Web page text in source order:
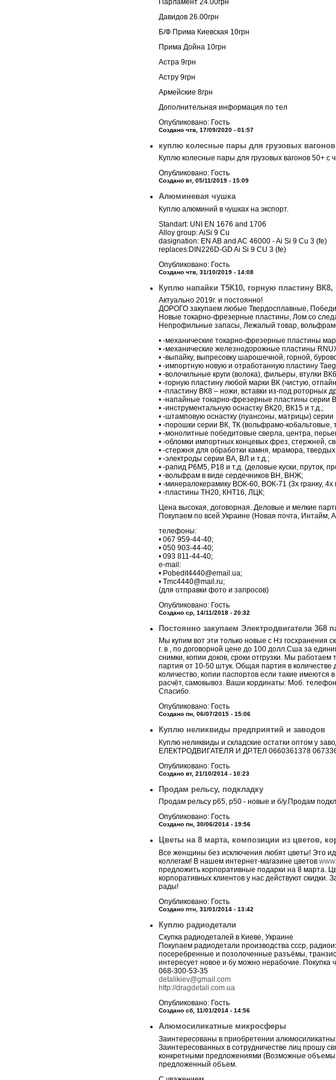
Парламент 24.00грн
Давидов 26.00грн
Б/Ф Прима Киевская 10грн
Прима Дойна 10грн
Астра 9грн
Астру 9грн
Армейские 8грн
Дополнительная информация по тел
Опубликовано: Гость
Создано чтв, 17/09/2020 - 01:57
куплю колесные пары для грузовых вагонов
Куплю колесные пары для грузовых вагонов 50+ с
Опубликовано: Гость
Создано вт, 05/11/2019 - 15:09
Алюминевая чушка
Куплю алюминий в чушках на экспорт.
Standart: UNI EN 1676 and 1706
Alloy group: AiSi 9 Cu
dasignation: EN AB and AC 46000 - Ai Si 9 Cu 3 (fe)
replaces:DIN226D-GD Ai Si 9 CU 3 (fe)
Опубликовано: Гость
Создано чтв, 31/10/2019 - 14:08
Куплю напайки Т5К10, горную пластину
Актуально 2019г. и постоянно!
ДОРОГО закупаем любые Твердосплавные,
Новые токарно-фрезерные пластины, Лом со
Непрофильные запасы, Лежалый товар,
• -механические токарно-фрезерные пластины
• -механические железнодорожные пластины
• -выпайку, выпресовку шарошечной, горной,
• -импортную новую и отработанную пластину
• -волочильные круги (волока), фильеры, втулки
• -горную пластину любой марки ВК (чистую,
• -пластину ВК8 – ножи, вставки из-под роторных
• -напайные токарно-фрезерные пластины серии
• -инструментальную оснастку ВК20, ВК15 и т.д.;
• -штамповую оснастку (пуансоны, матрицы)
• -порошки серии ВК, ТК (вольфрамо-кобальтовые,
• -монолитные победитовые сверла, центра,
• -обломки импортных концевых фрез, стержней,
• -стержня для обработки камня, мрамора,
• -электроды серии ВА, ВЛ и т.д.;
• -рапид Р6М5, Р18 и т.д. (деловые куски, пруток,
• -вольфрам в виде сердечников ВН, ВНЖ;
• -минералокерамику ВОК-60, ВОК-71 (3х гранку, 4х
• -пластины ТН20, КНТ16, ЛЦК;
Цена высокая, договорная. Деловые и мелкие
Покупаем по всей Украине (Новая почта, Интайм,
телефоны:
• 067 959-44-40;
• 050 903-44-40;
• 093 811-44-40;
e-mail:
• Pobedit4440@email.ua;
• Tmc4440@mail.ru;
(для отправки фото и запросов)
Опубликовано: Гость
Создано ср, 14/11/2018 - 20:32
Постоянно закупаем Электродвигатели 368
Мы купим вот эти только новые с Нз госхранения
г. в , по договорной цене до 100 долл.Сша за
снимки, копии доков, сроки отгрузки. Мы
партия от 10-50 штук. Общая партия в
количество, копии паспортов если такие имеются
расчёт, самовывоз. Ваши кординаты: Моб.
Спасибо.
Опубликовано: Гость
Создано пн, 06/07/2015 - 15:06
Куплю неликвиды предприятий и заводов
Куплю неликвиды и складские остатки оптом у
ЕЛЕКТРОДВИГАТЕЛЯ И ДР.ТЕЛ 0660361378
Опубликовано: Гость
Создано вт, 21/10/2014 - 10:23
Продам рельсу, подкладку
Продам рельсу р65, р50 - новые и б/у.Продам
Опубликовано: Гость
Создано пн, 30/06/2014 - 19:56
Цветы на 8 марта, композиции из цветов,
Все женщины без исключения любят цветы! Это
коллегам! В нашем интернет-магазине цветов
предложить корпоративные подарки на 8 марта.
корпоративных клиентов у нас действуют
рады!
Опубликовано: Гость
Создано птн, 31/01/2014 - 13:42
Куплю радиодетали
Скупка радиодеталей в Киеве, Украине
Покупаем радиодетали производства ссср,
посеребренные и позолоченные разъёмы,
интересует новое и бу можно нерабочие. Покупка
068-300-53-35
detalikiev@gmail.com
http://dragdetali.com.ua
Опубликовано: Гость
Создано сб, 11/01/2014 - 14:56
Алюмосиликатные микросферы
Заинтересованы в приобретении
Заинтересованных в сотрудничестве лиц прошу
конкретными предложениями (Возможные объемы,
предложенный объем.